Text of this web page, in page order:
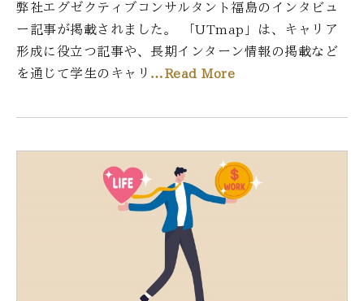
弊社エグゼクティブコンサルタント福島のインタビュ
ー記事が掲載されました。 「UTmap」は、キャリア
形成に役立つ記事や、長期インターン情報の掲載など
を通じて学生のキャリ …Read More